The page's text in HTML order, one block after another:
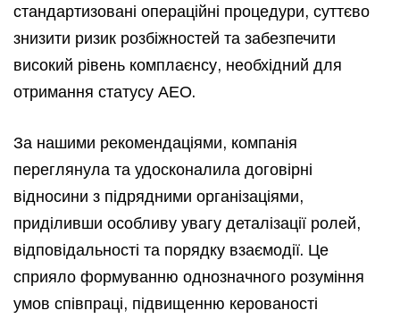
стандартизовані операційні процедури, суттєво
знизити ризик розбіжностей та забезпечити
високий рівень комплаєнсу, необхідний для
отримання статусу АЕО.
За нашими рекомендаціями, компанія
переглянула та удосконалила договірні
відносини з підрядними організаціями,
приділивши особливу увагу деталізації ролей,
відповідальності та порядку взаємодії. Це
сприяло формуванню однозначного розуміння
умов співпраці, підвищенню керованості